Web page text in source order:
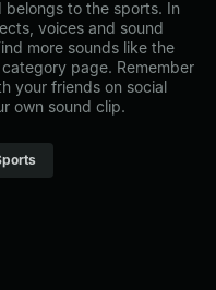
belongs to the sports. In
voices and sound
more sounds like the
page. Remember
your friends on social
own sound clip.